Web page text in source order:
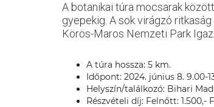
A botanikai túra mocsarak
gyepekig. A sok virágzó
Körös-Maros Nemzeti Park
A túra hossza: 5 km.
Időpont: 2024. június 8. 9.00-
Helyszín/találkozó: Bihari
Részvételi díj: Felnőtt: 1.500,-